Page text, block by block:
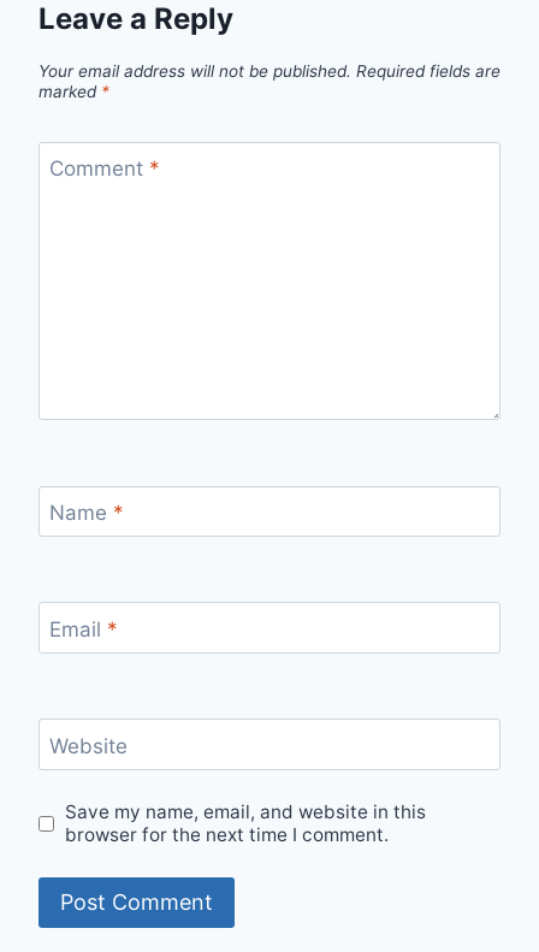
Leave a Reply
Your email address will not be published. Required fields are
marked *
Comment *
Name *
Email *
Website
Save my name, email, and website in this
browser for the next time I comment.